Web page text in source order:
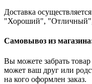
Доставка
"Хороший",
Самовывоз из
Вы можете забрать
может ваш друг или
на кого оформлен заказ.